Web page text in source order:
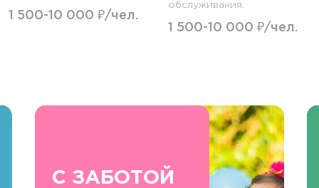
1 500-10 000 ₽/чел.
обслуживания.
1 500-10 000 ₽/чел.
С ЗАБОТОЙ